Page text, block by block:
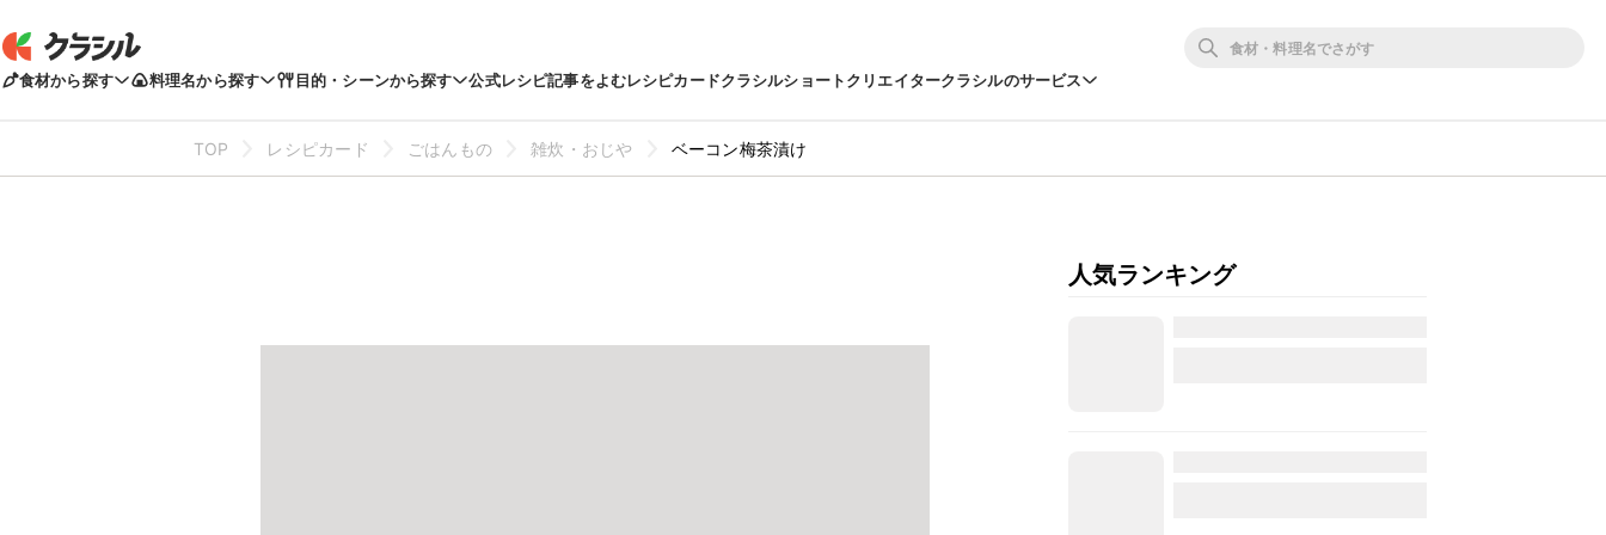
食材から探す 料理名から探す 目的・シーンから探す 公式レシピ記事をよむレシピカードクラシルショートクリエイタークラシルのサービス
TOP レシピカード ごはんもの 雑炊・おじや ベーコン梅茶漬け
人気ランキング